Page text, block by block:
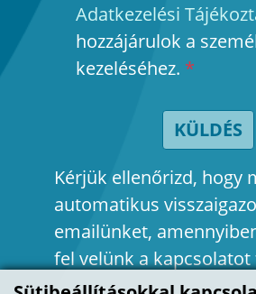
Adatkezelési
hozzájárulok a
kezeléséhez. *
KÜLDÉS
Kérjük ellenőrizd, hogy
automatikus
emailünket,
fel velünk a